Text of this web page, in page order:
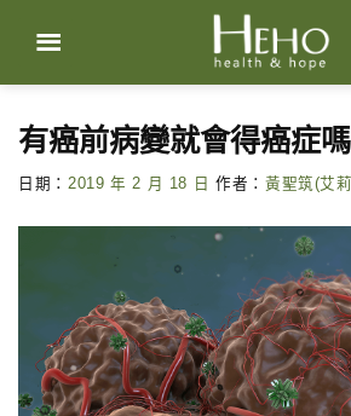
content
有癌前病變就會得癌症
日期： 2019 年 2 月 18 日 作者： 黃聖筑(艾